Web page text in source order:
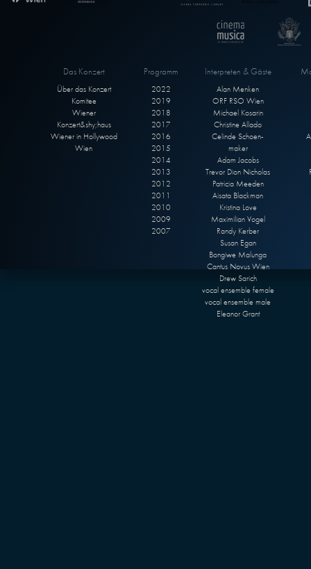
Das Konzert
Über das Konzert
Komitee
Wiener
Konzert&shy;haus
Wiener in Hollywood
Wien
Programm
2022
2019
2018
2017
2016
2015
2014
2013
2012
2011
2010
2009
2007
Interpreten & Gäste
Alan Menken
ORF RSO Wien
Michael Kosarin
Christine Allado
Celinde Schoen-
maker
Adam Jacobs
Trevor Dion Nicholas
Patricia Meeden
Aisata Blackman
Kristina Love
Maximilian Vogel
Randy Kerber
Susan Egan
Bongiwe Malunga
Cantus Novus Wien
Drew Sarich
vocal ensemble female
vocal ensemble male
Eleanor Grant